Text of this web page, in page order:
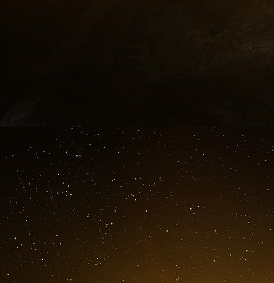
sur le site SNPE, les postes de distribution
générale du site et le démarrage des
principal. Les amorçages ont mis en jeu des
relais de distribution des tensions
interrompre. La mise en sécurité du site
l’élévation du potentiel de terre par l’isolation
Sur les personnes présentes, les effets de
natures. Le cas le plus extrême est celui de
kamikaze mais dont le corps présente
corps présente des brûlures internes